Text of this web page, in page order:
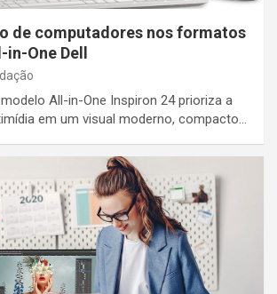
de computadores nos formatos
One Dell
All-in-One Inspiron 24 prioriza a
em um visual moderno, compacto…